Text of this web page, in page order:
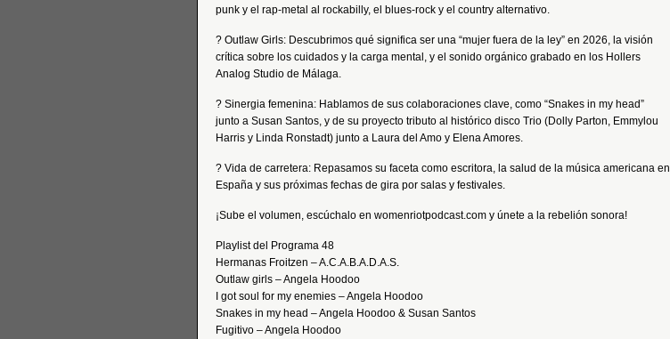
punk y el rap-metal al rockabilly, el blues-rock y el country alternativo.
? Outlaw Girls: Descubrimos qué significa ser una “mujer fuera de la ley” en 2026, la visión
crítica sobre los cuidados y la carga mental, y el sonido orgánico grabado en los Hollers
Analog Studio de Málaga.
? Sinergia femenina: Hablamos de sus colaboraciones clave, como “Snakes in my head”
junto a Susan Santos, y de su proyecto tributo al histórico disco Trio (Dolly Parton, Emmylou
Harris y Linda Ronstadt) junto a Laura del Amo y Elena Amores.
? Vida de carretera: Repasamos su faceta como escritora, la salud de la música americana en
España y sus próximas fechas de gira por salas y festivales.
¡Sube el volumen, escúchalo en womenriotpodcast.com y únete a la rebelión sonora!
Playlist del Programa 48
Hermanas Froitzen – A.C.A.B.A.D.A.S.
Outlaw girls – Angela Hoodoo
I got soul for my enemies – Angela Hoodoo
Snakes in my head – Angela Hoodoo & Susan Santos
Fugitivo – Angela Hoodoo